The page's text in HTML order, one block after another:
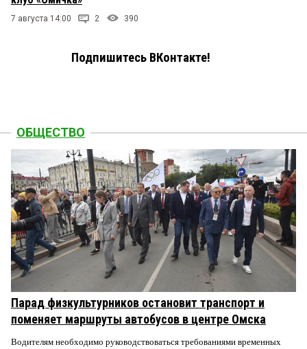
7 августа 14:00 2 390
Подпишитесь ВКонтакте!
ОБЩЕСТВО
Парад физкультурников остановит транспорт и
поменяет маршруты автобусов в центре Омска
Водителям необходимо руководствоваться требованиями временных